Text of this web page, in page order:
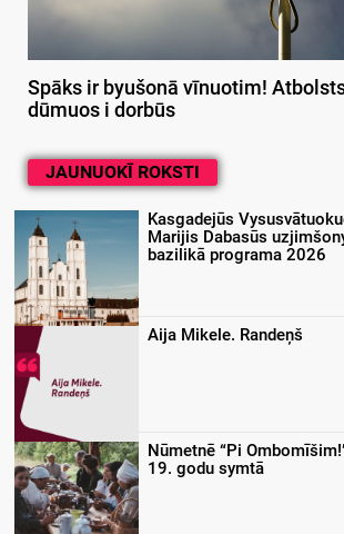
Spāks ir byušonā vīnuotim!
dūmuos i dorbūs
JAUNUOKĪ ROKSTI
Kasgadejūs
Marijis Dabasūs
bazilikā programa 2026
Aija Mikele. Randeņš
Nūmetnē “Pi
19. godu symtā